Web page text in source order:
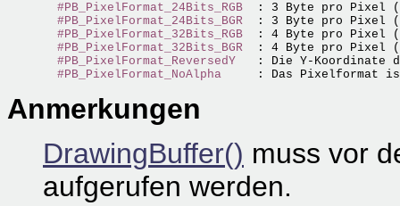
#PB_PixelFormat_24Bits_RGB
: 3 Byte pro Pixel
#PB_PixelFormat_24Bits_BGR
: 3 Byte pro Pixel
#PB_PixelFormat_32Bits_RGB
: 4 Byte pro Pixel
#PB_PixelFormat_32Bits_BGR
: 4 Byte pro Pixel
#PB_PixelFormat_ReversedY
: Die Y-Koordinate
#PB_PixelFormat_NoAlpha
Anmerkungen
DrawingBuffer() muss vor
aufgerufen werden.